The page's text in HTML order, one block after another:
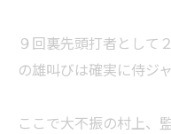
９回裏先頭打者として
の雄叫びは確実に侍ジ
ここで大不振の村上、